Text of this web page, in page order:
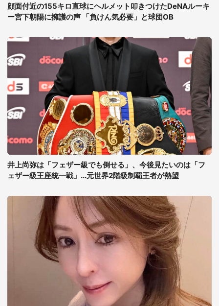
顔面付近の155キロ直球にヘルメット叩きつけたDeNAルーキ
ー宮下朝陽に擁護の声 「負けん気必要」と球団OB
井上尚弥は「フェザー級でも倒せる」、今後見たいのは「フ
ェザー級王座統一戦」...元世界2階級制覇王者が熱望